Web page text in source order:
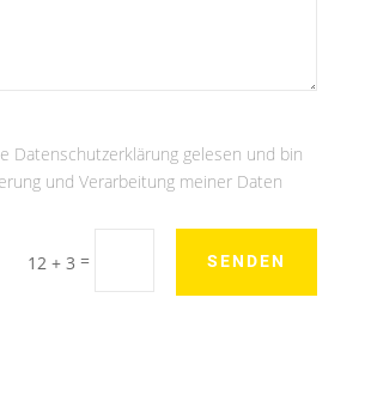
Datenschutzerklärung gelesen und bin
und Verarbeitung meiner Daten
12 + 3 = SENDEN